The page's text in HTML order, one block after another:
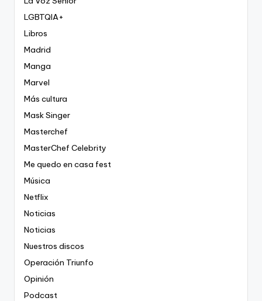
LGBTQIA+
Libros
Madrid
Manga
Marvel
Más cultura
Mask Singer
Masterchef
MasterChef Celebrity
Me quedo en casa fest
Música
Netflix
Noticias
Noticias
Nuestros discos
Operación Triunfo
Opinión
Podcast